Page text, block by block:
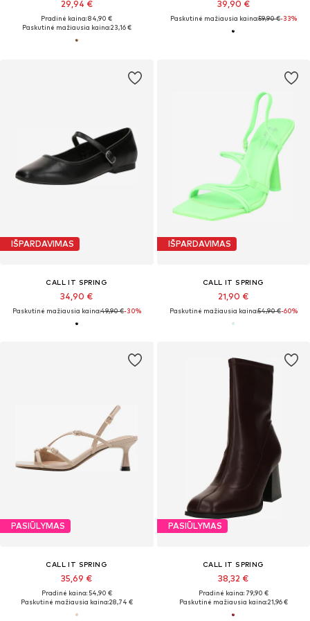
29,94 €
Pradinė kaina: 84,90 €
Paskutinė mažiausia kaina:23,16 €
39,90 €
Paskutinė mažiausia kaina:59,90 €-33%
IŠPARDAVIMAS
CALL IT SPRING
34,90 €
Paskutinė mažiausia kaina:49,90 €-30%
IŠPARDAVIMAS
CALL IT SPRING
21,90 €
Paskutinė mažiausia kaina:54,90 €-60%
PASIŪLYMAS
CALL IT SPRING
35,69 €
Pradinė kaina: 54,90 €
Paskutinė mažiausia kaina:28,74 €
PASIŪLYMAS
CALL IT SPRING
38,32 €
Pradinė kaina: 79,90 €
Paskutinė mažiausia kaina:21,96 €